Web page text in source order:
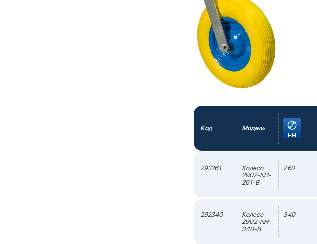
Код Модель
292261
Колесо
2902-NH-
261-B
260
292340
Колесо
2902-NH-
340-B
340